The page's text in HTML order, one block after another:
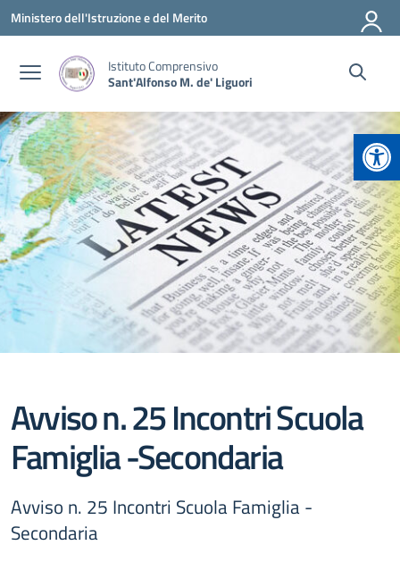
Vai ai contenuti
Vai al menu di navigazione
Vai al footer
Ministero dell'Istruzione e del Merito
Istituto Comprensivo
Sant'Alfonso M. de' Liguori
Avviso n. 25 Incontri Scuola
Famiglia -Secondaria
Avviso n. 25 Incontri Scuola Famiglia -
Secondaria